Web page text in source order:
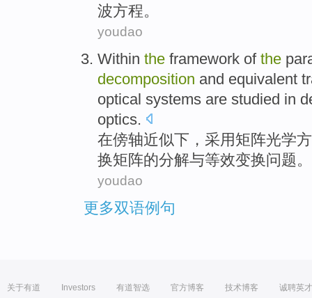
波方程。
youdao
Within the framework of the
decomposition and equivalent
optical systems are studied in
optics.
在傍轴近似下，采用矩阵光学
换矩阵的分解与等效变换问题。
youdao
更多双语例句
关于有道 Investors 有道智选 官方博客 技术博客 诚聘英才